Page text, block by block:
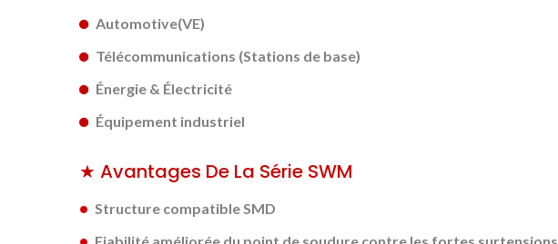
Automotive(VE)
Télécommunications (Stations de base)
Énergie & Électricité
Équipement industriel
★ Avantages De La Série SWM
Structure compatible SMD
Fiabilité améliorée du point de soudure contre les fortes surtensions